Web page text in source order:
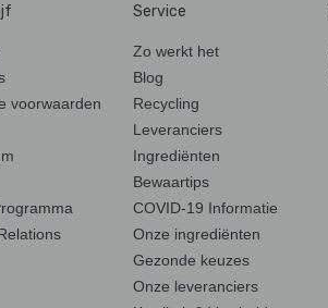
voorwaarden
Service
Zo werkt het
Blog
Recycling
Leveranciers
Ingrediënten
Bewaartips
COVID-19 Informatie
Onze ingrediënten
Gezonde keuzes
Onze leveranciers